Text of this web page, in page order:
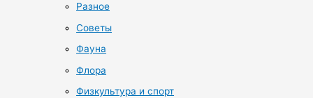
Разное
Советы
Фауна
Флора
Физкультура и спорт